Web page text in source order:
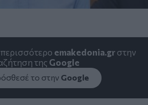
περισσότερο emakedonia.grστην
της Google
το στην Google